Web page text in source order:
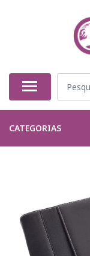
CATEGORIAS